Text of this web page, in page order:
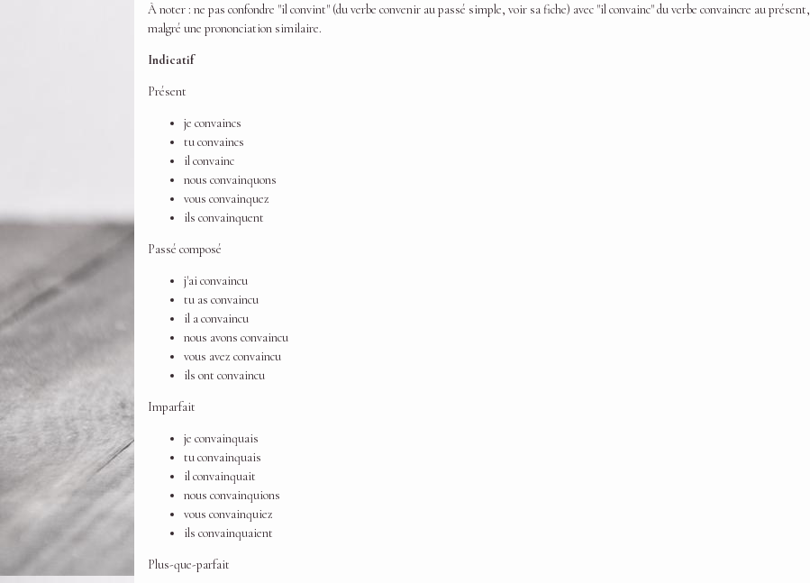
À noter : ne pas confondre "il convint" (du verbe convenir au passé simple, voir sa fiche) avec "il convainc" du verbe convaincre au présent,
malgré une prononciation similaire.
Indicatif
Présent
je convaincs
tu convaincs
il convainc
nous convainquons
vous convainquez
ils convainquent
Passé composé
j'ai convaincu
tu as convaincu
il a convaincu
nous avons convaincu
vous avez convaincu
ils ont convaincu
Imparfait
je convainquais
tu convainquais
il convainquait
nous convainquions
vous convainquiez
ils convainquaient
Plus-que-parfait